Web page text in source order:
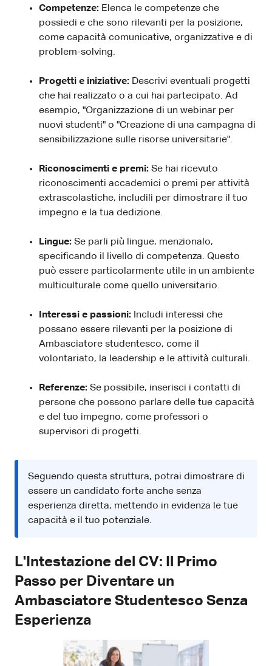
Competenze: Elenca le competenze che
possiedi e che sono rilevanti per la posizione,
come capacità comunicative, organizzative e di
problem-solving.
Progetti e iniziative: Descrivi eventuali progetti
che hai realizzato o a cui hai partecipato. Ad
esempio, "Organizzazione di un webinar per
nuovi studenti" o "Creazione di una campagna di
sensibilizzazione sulle risorse universitarie".
Riconoscimenti e premi: Se hai ricevuto
riconoscimenti accademici o premi per attività
extrascolastiche, includili per dimostrare il tuo
impegno e la tua dedizione.
Lingue: Se parli più lingue, menzionalo,
specificando il livello di competenza. Questo
può essere particolarmente utile in un ambiente
multiculturale come quello universitario.
Interessi e passioni: Includi interessi che
possano essere rilevanti per la posizione di
Ambasciatore studentesco, come il
volontariato, la leadership e le attività culturali.
Referenze: Se possibile, inserisci i contatti di
persone che possono parlare delle tue capacità
e del tuo impegno, come professori o
supervisori di progetti.
Seguendo questa struttura, potrai dimostrare di
essere un candidato forte anche senza
esperienza diretta, mettendo in evidenza le tue
capacità e il tuo potenziale.
L'Intestazione del CV: Il Primo
Passo per Diventare un
Ambasciatore Studentesco Senza
Esperienza